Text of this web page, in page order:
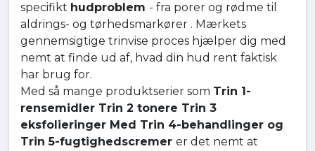
specifikt hudproblem - fra porer og rødme til
aldrings- og tørhedsmarkører . Mærkets
gennemsigtige trinvise proces hjælper dig med
nemt at finde ud af, hvad din hud rent faktisk
har brug for.
Med så mange produktserier som Trin 1-
rensemidler Trin 2 tonere Trin 3
eksfolieringer Med Trin 4-behandlinger og
Trin 5-fugtighedscremer er det nemt at